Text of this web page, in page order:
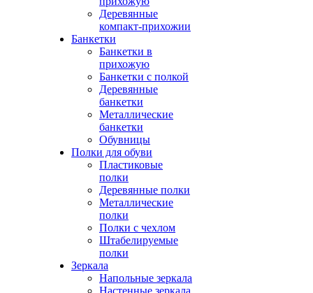
Деревянные
компакт-прихожии
Банкетки
Банкетки в
прихожую
Банкетки с полкой
Деревянные
банкетки
Металлические
банкетки
Обувницы
Полки для обуви
Пластиковые
полки
Деревянные полки
Металлические
полки
Полки с чехлом
Штабелируемые
полки
Зеркала
Напольные зеркала
Настенные зеркала